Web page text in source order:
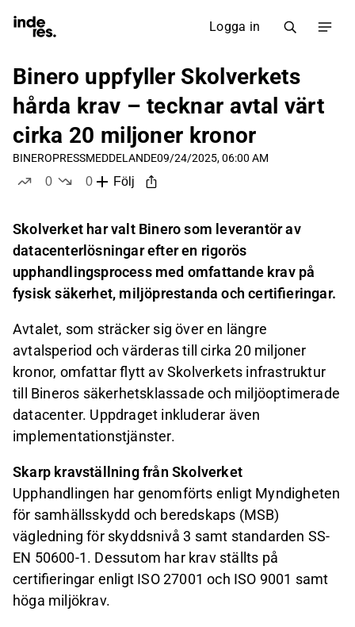
Logga in
Binero uppfyller Skolverkets
hårda krav – tecknar avtal värt
cirka 20 miljoner kronor
BINEROPRESSMEDDELANDE09/24/2025, 06:00 AM
0
0
Följ
Skolverket har valt Binero som leverantör av
datacenterlösningar efter en rigorös
upphandlingsprocess med omfattande krav på
fysisk säkerhet, miljöprestanda och certifieringar.
Avtalet, som sträcker sig över en längre
avtalsperiod och värderas till cirka 20 miljoner
kronor, omfattar flytt av Skolverkets infrastruktur
till Bineros säkerhetsklassade och miljöoptimerade
datacenter. Uppdraget inkluderar även
implementationstjänster.
Skarp kravställning från Skolverket
Upphandlingen har genomförts enligt Myndigheten
för samhällsskydd och beredskaps (MSB)
vägledning för skyddsnivå 3 samt standarden SS-
EN 50600-1. Dessutom har krav ställts på
certifieringar enligt ISO 27001 och ISO 9001 samt
höga miljökrav.